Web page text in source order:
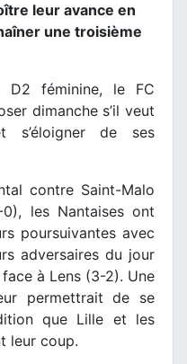
leur avance en
une troisième
féminine, le FC
dimanche s’il veut
s’éloigner de ses
contre Saint-Malo
les Nantaises ont
poursuivantes avec
adversaires du jour
à Lens (3-2). Une
permettrait de se
que Lille et les
leur coup.